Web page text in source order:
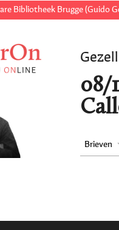
Bibliotheek Brugge (Guido
08/
Brieven